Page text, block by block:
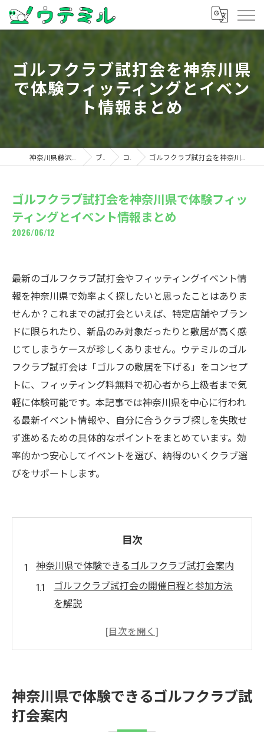
ゴルフクラブ試打会を神奈川県
で体験フィッティングとイベン
ト情報まとめ
ブログ コラム ゴルフクラブ試打会を神奈川県で体験フィッティングとイベント情報まとめ
ゴルフクラブ試打会を神奈川県で体験フィッ
ティングとイベント情報まとめ
2026/06/12
最新のゴルフクラブ試打会やフィッティングイベント情
報を神奈川県で効率よく探したいと思ったことはありま
せんか？これまでの試打会といえば、特定店舗やブラン
ドに限られたり、新品のみ対象だったりと敷居が高く感
じてしまうケースが珍しくありません。ウテミルのゴル
フクラブ試打会は「ゴルフの敷居を下げる」をコンセプ
トに、フィッティング料無料で初心者から上級者まで気
軽に体験可能です。本記事では神奈川県を中心に行われ
る最新イベント情報や、自分に合うクラブ探しを失敗せ
ず進めるための具体的なポイントをまとめています。効
率的かつ安心してイベントを選び、納得のいくクラブ選
びをサポートします。
目次
神奈川県で体験できるゴルフクラブ試打会案内
ゴルフクラブ試打会の開催日程と参加方法
を解説
神奈川県内で注目のゴルフクラブ試打会イ
初心者向けゴルフクラブ試打会の特徴と参
加メリット
ヴィクトリアゴルフなど人気試打会の最新
神奈川県で体験できるゴルフクラブ試
打会案内